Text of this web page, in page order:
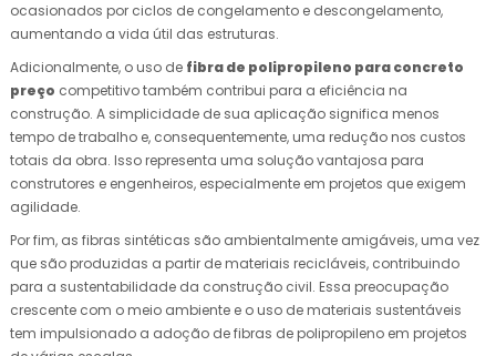
ocasionados por ciclos de congelamento e descongelamento,
aumentando a vida útil das estruturas.
Adicionalmente, o uso de fibra de polipropileno para concreto
preço competitivo também contribui para a eficiência na
construção. A simplicidade de sua aplicação significa menos
tempo de trabalho e, consequentemente, uma redução nos custos
totais da obra. Isso representa uma solução vantajosa para
construtores e engenheiros, especialmente em projetos que exigem
agilidade.
Por fim, as fibras sintéticas são ambientalmente amigáveis, uma vez
que são produzidas a partir de materiais recicláveis, contribuindo
para a sustentabilidade da construção civil. Essa preocupação
crescente com o meio ambiente e o uso de materiais sustentáveis
tem impulsionado a adoção de fibras de polipropileno em projetos